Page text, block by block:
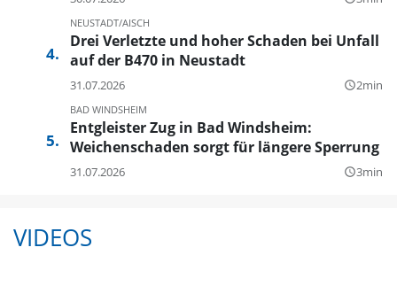
NEUSTADT/AISCH
Drei Verletzte und hoher Schaden bei Unfall
auf der B470 in Neustadt
31.07.2026 query_builder2min
BAD WINDSHEIM
Entgleister Zug in Bad Windsheim:
Weichenschaden sorgt für längere Sperrung
31.07.2026 query_builder3min
VIDEOS